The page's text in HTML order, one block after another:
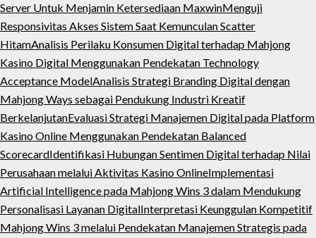
Server Untuk Menjamin Ketersediaan MaxwinMenguji
Responsivitas Akses Sistem Saat Kemunculan Scatter
HitamAnalisis Perilaku Konsumen Digital terhadap Mahjong
Kasino Digital Menggunakan Pendekatan Technology
Acceptance ModelAnalisis Strategi Branding Digital dengan
Mahjong Ways sebagai Pendukung Industri Kreatif
BerkelanjutanEvaluasi Strategi Manajemen Digital pada Platform
Kasino Online Menggunakan Pendekatan Balanced
ScorecardIdentifikasi Hubungan Sentimen Digital terhadap Nilai
Perusahaan melalui Aktivitas Kasino OnlineImplementasi
Artificial Intelligence pada Mahjong Wins 3 dalam Mendukung
Personalisasi Layanan DigitalInterpretasi Keunggulan Kompetitif
Mahjong Wins 3 melalui Pendekatan Manajemen Strategis pada